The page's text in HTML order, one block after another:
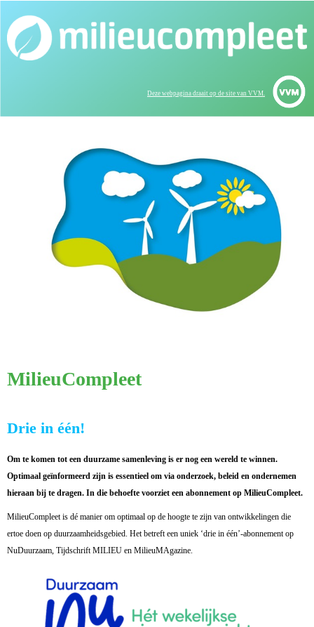
Deze webpagina draait op de site van VVM.
MilieuCompleet
Drie in één!
Om te komen tot een duurzame samenleving is er nog een wereld te winnen.
Optimaal geïnformeerd zijn is essentieel om via onderzoek, beleid en ondernemen
hieraan bij te dragen. In die behoefte voorziet een abonnement op MilieuCompleet.
MilieuCompleet is dé manier om optimaal op de hoogte te zijn van ontwikkelingen die
ertoe doen op duurzaamheidsgebied. Het betreft een uniek ‘drie in één’-abonnement op
NuDuurzaam, Tijdschrift MILIEU en MilieuMAgazine.